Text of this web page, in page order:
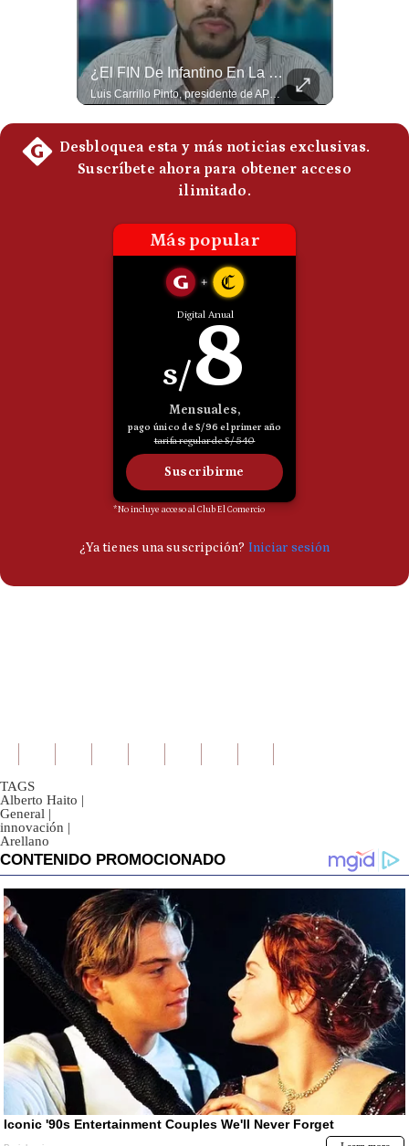
Frecuentes
¿El FIN De Infantino En La FIFA? El Grave Pronóstico Sobre Su Renuncia | #EnClaveEconómica
Luis Carrillo Pinto, presidente de APEMD pronostica meses muy difíciles para Infantino y sostiene que una mayor presión de la UEFA, junto con nuevas investigaciones periodísticas, podría llevarlo a dimitir. También menciona renuncias internas y acusaciones de que el proyecto fue impulsado por una sola persona. #GianniInfantino #FIFA #UEFA #LuisCarrilloPinto #APEMD #Futbol #NoticiasDeportivas #Mundial #Shorts 👉 Suscríbete y activa la campana para no perderte nuestro análisis diario. 🌎 Síguenos en nuestras redes sociales: 📌 Web oficial: https://gestion.pe/mundo/ 📌 LinkedIn: http://bit.ly/3HYIET0 📌 X (Twitter): http://bit.ly/4noZtX9 📌 TikTok: http://bit.ly/4evB6TO
TAGS
Alberto Haito |
General |
innovación |
Arellano